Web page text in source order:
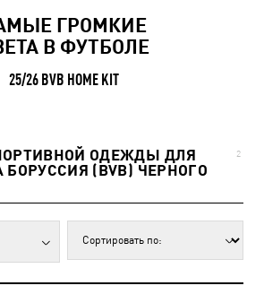
ГРОМКИЕ
В ФУТБОЛЕ
25/26 BVB HOME KIT
ОДЕЖДЫ ДЛЯ
БОРУССИЯ (BVB) ЧЕРНОГО
2